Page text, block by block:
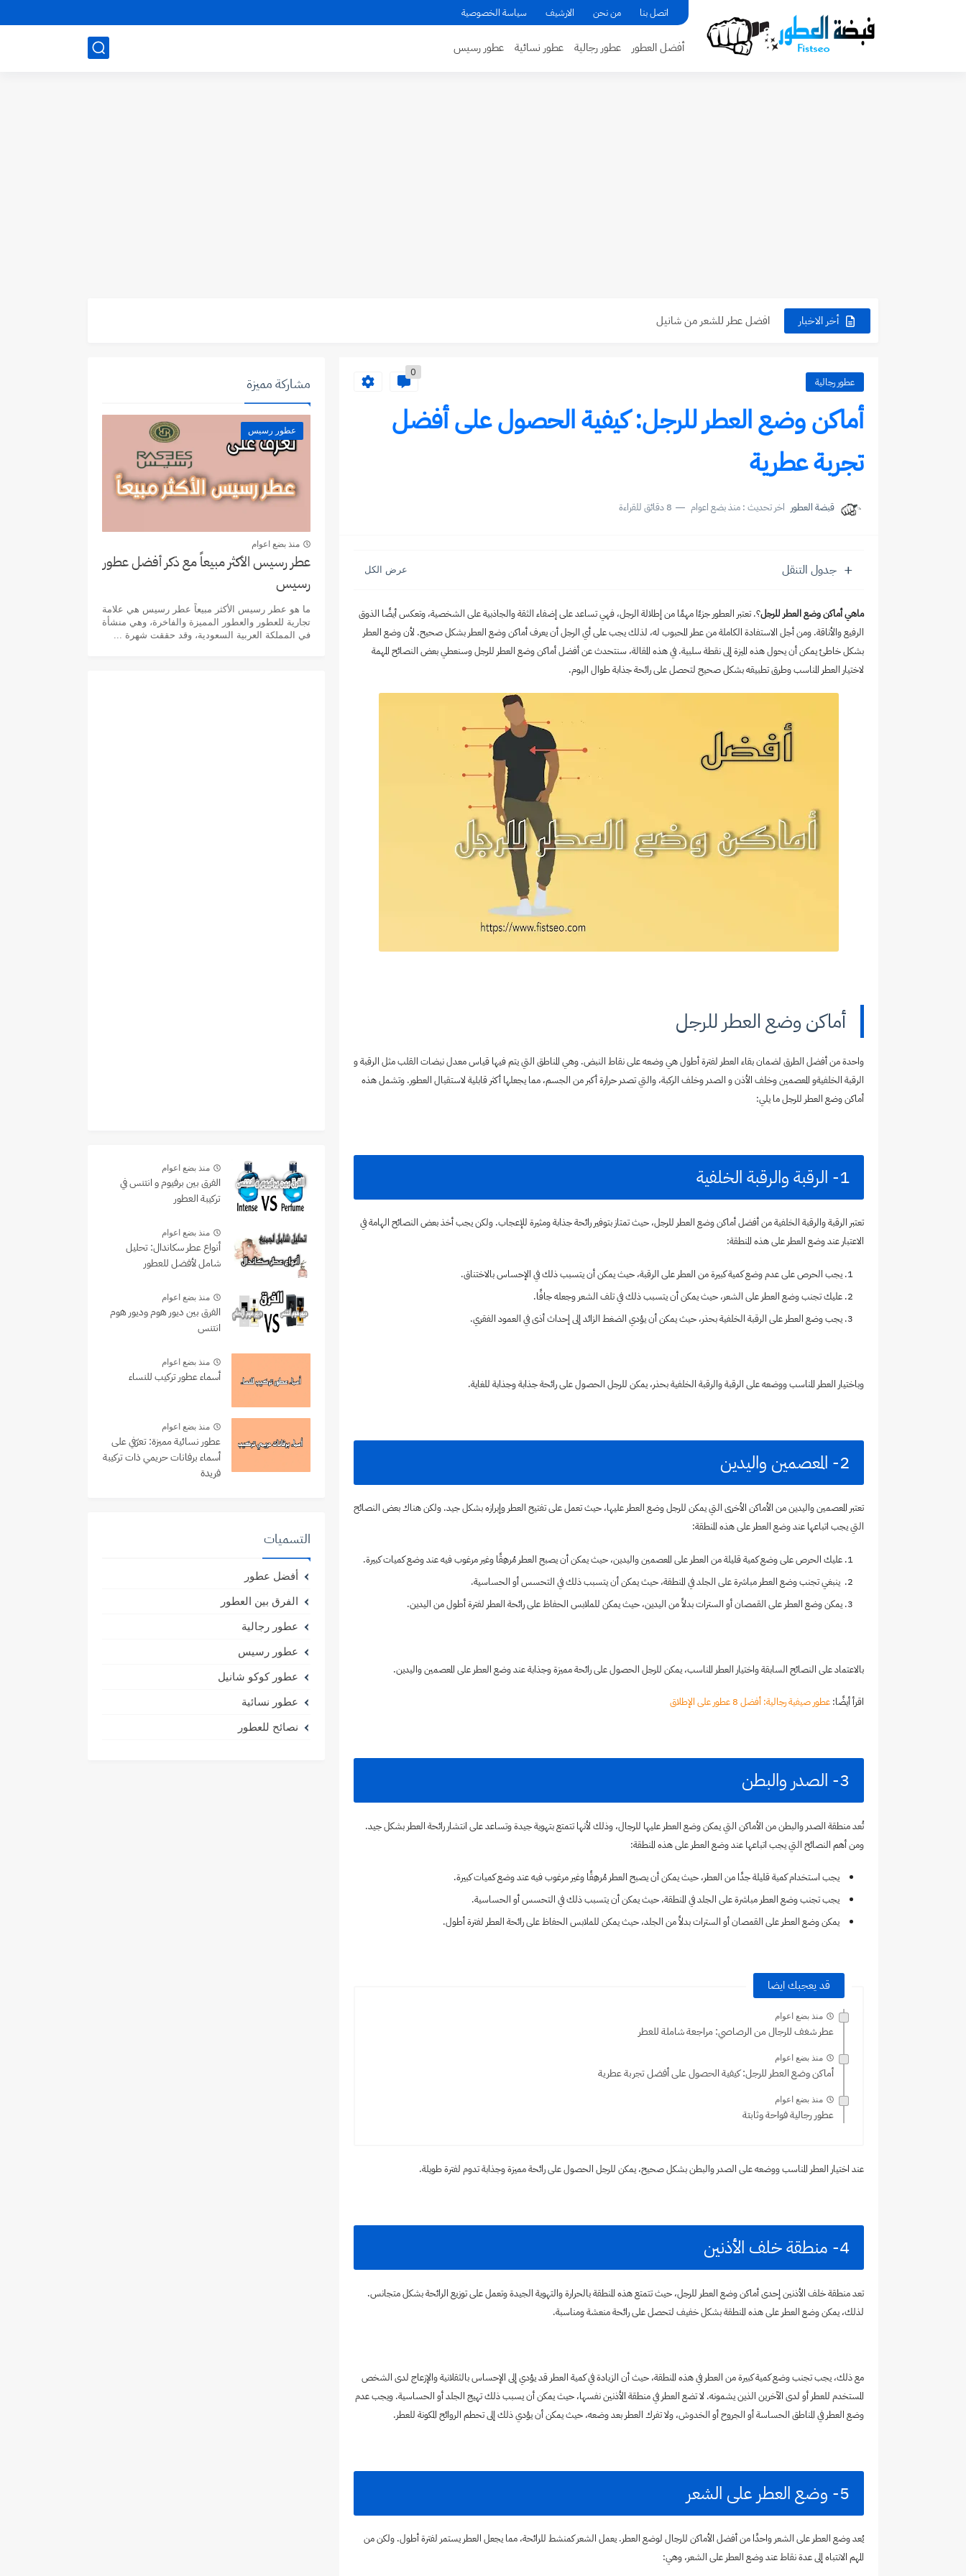
اتصل بنا من نحن الارشيف سياسة الخصوصية
أفضل العطور عطور رجالية عطور نسائية عطور رسيس
أخر الاخبار
افضل عطر للشعر من شانيل
عطر بيوتي من رسيس - مراجعة شاملة للعطر
عطر بلاك من رسيس - مراجعة شاملة للعطر
عطر برايم من رسيس - مراجعة شاملة للعطر
عطور رجالية
0
أماكن وضع العطر للرجل: كيفية الحصول على أفضل
تجربة عطرية
قبضة العطور اخر تحديث : منذ بضع اعوام 8 دقائق للقراءة
جدول التنقل
ماهي أماكن وضع العطر للرجل؟. تعتبر العطور جزءًا مهمًا من إطلالة الرجل، فهي تساعد على إضفاء الثقة والجاذبية على الشخصية، وتعكس أيضًا الذوق
الرفيع والأناقة. ومن أجل الاستفادة الكاملة من عطر المحبوب له، لذلك يجب على أي الرجل أن يعرف أماكن وضع العطر بشكل صحيح. لأن وضع العطر
بشكل خاطئ يمكن أن يحول هذه الميزة إلى نقطة سلبية. في هذه المقالة، سنتحدث عن أفضل أماكن وضع العطر للرجل وسنعطي بعض النصائح المهمة
لاختيار العطر المناسب وطرق تطبيقه بشكل صحيح لتحصل على رائحة جذابة طوال اليوم.
أماكن وضع العطر للرجل
واحدة من أفضل الطرق لضمان بقاء العطر لفترة أطول هي وضعه على نقاط النبض. وهي المناطق التي يتم فيها قياس معدل نبضات القلب مثل الرقبة و
الرقبة الخلفيةو المعصمين وخلف الأذن و الصدر وخلف الركبة، والتي تصدر حرارة أكبر من الجسم، مما يجعلها أكثر قابلية لاستقبال العطور. وتشمل هذه
أماكن وضع العطر للرجل ما يلي:
1- الرقبة والرقبة الخلفية
تعتبر الرقبة والرقبة الخلفية من أفضل أماكن وضع العطر للرجل، حيث تمتاز بتوفير رائحة جذابة ومثيرة للإعجاب. ولكن يجب أخذ بعض النصائح الهامة في
الاعتبار عند وضع العطر على هذه المنطقة:
يجب الحرص على عدم وضع كمية كبيرة من العطر على الرقبة، حيث يمكن أن يتسبب ذلك في الإحساس بالاختناق.
عليك تجنب وضع العطر على الشعر، حيث يمكن أن يتسبب ذلك في تلف الشعر وجعله جافًا.
يجب وضع العطر على الرقبة الخلفية بحذر، حيث يمكن أن يؤدي الضغط الزائد إلى إحداث أذى في العمود الفقري.
وباختيار العطر المناسب ووضعه على الرقبة والرقبة الخلفية بحذر، يمكن للرجل الحصول على رائحة جذابة وجذابة للغاية.
2- المعصمين واليدين
تعتبر المعصمين واليدين من الأماكن الأخرى التي يمكن للرجل وضع العطر عليها، حيث تعمل على تفتيح العطر وإبرازه بشكل جيد. ولكن هناك بعض النصائح
التي يجب اتباعها عند وضع العطر على هذه المنطقة:
عليك الحرص على وضع كمية قليلة من العطر على المعصمين واليدين، حيث يمكن أن يصبح العطر مُرهِقًا وغير مرغوب فيه عند وضع كميات كبيرة.
ينبغي تجنب وضع العطر مباشرة على الجلد في المنطقة، حيث يمكن أن يتسبب ذلك في التحسس أو الحساسية.
يمكن وضع العطر على القمصان أو السترات بدلاً من اليدين، حيث يمكن للملابس الحفاظ على رائحة العطر لفترة أطول من اليدين.
بالاعتماد على النصائح السابقة واختيار العطر المناسب، يمكن للرجل الحصول على رائحة مميزة وجذابة عند وضع العطر على المعصمين واليدين.
اقرأ أيضًا: عطور صيفية رجالية: أفضل 8 عطور على الإطلاق
3- الصدر والبطن
تُعد منطقة الصدر والبطن من الأماكن التي يمكن وضع العطر عليها للرجال، وذلك لأنها تتمتع بتهوية جيدة وتساعد على انتشار رائحة العطر بشكل جيد.
ومن أهم النصائح التي يجب اتباعها عند وضع العطر على هذه المنطقة:
يجب استخدام كمية قليلة جدًا من العطر، حيث يمكن أن يصبح العطر مُرهِقًا وغير مرغوب فيه عند وضع كميات كبيرة.
يجب تجنب وضع العطر مباشرة على الجلد في المنطقة، حيث يمكن أن يتسبب ذلك في التحسس أو الحساسية.
يمكن وضع العطر على القمصان أو السترات بدلاً من الجلد، حيث يمكن للملابس الحفاظ على رائحة العطر لفترة أطول.
قد يعجبك ايضا
منذ بضع اعوام
عطر شغف للرجال من الرصاصي: مراجعة شاملة للعطر
منذ بضع اعوام
أماكن وضع العطر للرجل: كيفية الحصول على أفضل تجربة عطرية
منذ بضع اعوام
عطور رجالية فواحة وثابتة
عند اختيار العطر المناسب ووضعه على الصدر والبطن بشكل صحيح، يمكن للرجل الحصول على رائحة مميزة وجذابة تدوم لفترة طويلة.
4- منطقة خلف الأذنين
تعد منطقة خلف الأذنين إحدى أماكن وضع العطر للرجل، حيث تتمتع هذه المنطقة بالحرارة والتهوية الجيدة وتعمل على توزيع الرائحة بشكل متجانس.
لذلك، يمكن وضع العطر على هذه المنطقة بشكل خفيف لتحصل على رائحة منعشة ومناسبة.
مع ذلك، يجب تجنب وضع كمية كبيرة من العطر في هذه المنطقة، حيث أن الزيادة في كمية العطر قد يؤدي إلى الإحساس بالثقلانية والإزعاج لدى الشخص
المستخدم للعطر أو لدى الآخرين الذين يشمونه. لا تضع العطر في منطقة الأذنين نفسها، حيث يمكن أن يسبب ذلك تهيج الجلد أو الحساسية. ويجب عدم
وضع العطر في المناطق الحساسة أو الجروح أو الخدوش، ولا تفرك العطر بعد وضعه، حيث يمكن أن يؤدي ذلك إلى تحطم الروائح المكونة للعطر.
5- وضع العطر على الشعر
يُعد وضع العطر على الشعر واحدًا من أفضل الأماكن للرجال لوضع العطر. يعمل الشعر كمنشط للرائحة، مما يجعل العطر يستمر لفترة أطول. ولكن من
المهم الانتباه إلى عدة نقاط عند وضع العطر على الشعر، وهي:
مشاركة مميزة
عطور رسيس
منذ بضع اعوام
عطر رسيس الأكثر مبيعاً مع ذكر أفضل عطور
رسيس
ما هو عطر رسيس الأكثر مبيعاً عطر رسيس هي علامة
تجارية للعطور والعطور المميزة والفاخرة، وهي منشأة
في المملكة العربية السعودية، وقد حققت شهرة ...
منذ بضع اعوام
الفرق بين برفيوم و انتنس في
تركيبة العطور
منذ بضع اعوام
أنواع عطر سكاندال: تحليل
شامل لأفضل للعطور
منذ بضع اعوام
الفرق بين ديور هوم وديور هوم
انتنس
منذ بضع اعوام
أسماء عطور تركيب للنساء
منذ بضع اعوام
عطور نسائية مميزة: تعرّفي على
أسماء برفانات حريمي ذات تركيبة
فريدة
التسميات
أفضل عطور
الفرق بين العطور
عطور رجالية
عطور رسيس
عطور كوكو شانيل
عطور نسائية
نصائح للعطور